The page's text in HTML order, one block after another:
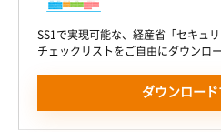
SS1で実現可能な、経産省「セキュ
チェックリストをご自由にダウンロ
ダウンロード